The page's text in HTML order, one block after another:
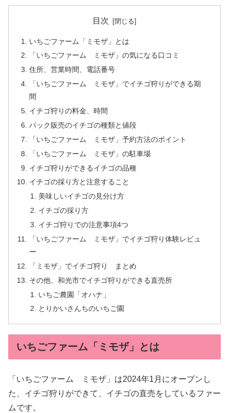
目次
いちごファーム「ミモザ」とは
「いちごファーム ミモザ」の気になる口コミ
住所、営業時間、電話番号
「いちごファーム ミモザ」でイチゴ狩りができる期
間
イチゴ狩りの料金、時間
パック販売のイチゴの種類と値段
「いちごファーム ミモザ」予約方法のポイント
「いちごファーム ミモザ」の駐車場
イチゴ狩りができるイチゴの品種
イチゴの採り方と注意すること
美味しいイチゴの見分け方
イチゴの採り方
イチゴ狩りでの注意事項4つ
「いちごファーム ミモザ」でイチゴ狩り体験レビュ
ー
「ミモザ」でイチゴ狩り まとめ
その他、和光市でイチゴ狩りができる直売所
いちご農園「オハナ」
とりかいさんちのいちご園
いちごファーム「ミモザ」とは
「いちごファーム ミモザ」は2024年1月にオープンし
た、イチゴ狩りができて、イチゴの直売をしているファー
ムです。